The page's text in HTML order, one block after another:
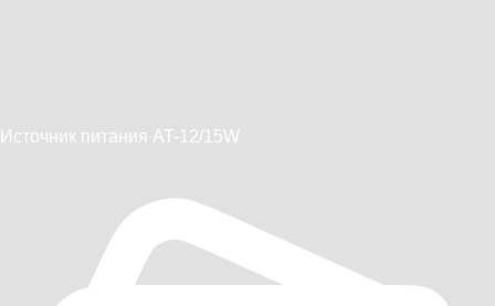
Источник питания AT-12/15W